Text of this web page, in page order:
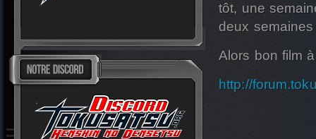
tôt, une
deux
Alors bon film
http://